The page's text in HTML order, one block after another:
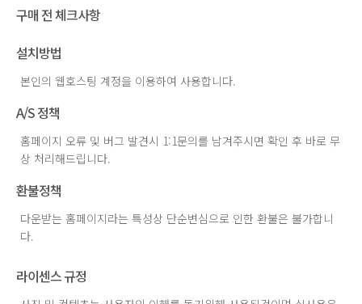
구매 전 체크사항
설치방법
본인의 웹호스팅 계정을 이용하여 사용합니다.
A/S 정책
홈페이지 오류 및 버그 발견시 1:1문의를 남겨주시면 확인 후 바로 무
상 처리해드립니다.
환불정책
다운받는 홈페이지라는 특성상 단순변심으로 인한 환불은 불가합니
다.
라이센스 규정